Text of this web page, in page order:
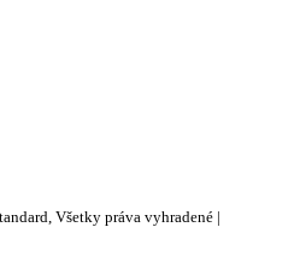
Všetky práva vyhradené |